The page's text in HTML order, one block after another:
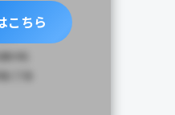
こちら
デンス
9年)
1丁目